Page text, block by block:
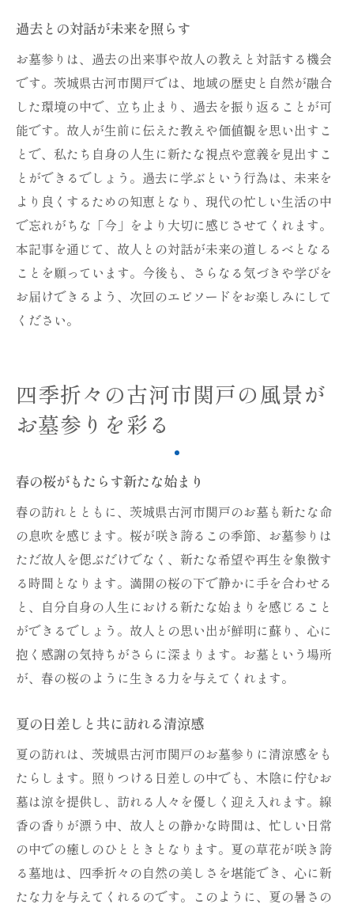
過去との対話が未来を照らす
お墓参りは、過去の出来事や故人の教えと対話する機会
です。茨城県古河市関戸では、地域の歴史と自然が融合
した環境の中で、立ち止まり、過去を振り返ることが可
能です。故人が生前に伝えた教えや価値観を思い出すこ
とで、私たち自身の人生に新たな視点や意義を見出すこ
とができるでしょう。過去に学ぶという行為は、未来を
より良くするための知恵となり、現代の忙しい生活の中
で忘れがちな「今」をより大切に感じさせてくれます。
本記事を通じて、故人との対話が未来の道しるべとなる
ことを願っています。今後も、さらなる気づきや学びを
お届けできるよう、次回のエピソードをお楽しみにして
ください。
四季折々の古河市関戸の風景が
お墓参りを彩る
春の桜がもたらす新たな始まり
春の訪れとともに、茨城県古河市関戸のお墓も新たな命
の息吹を感じます。桜が咲き誇るこの季節、お墓参りは
ただ故人を偲ぶだけでなく、新たな希望や再生を象徴す
る時間となります。満開の桜の下で静かに手を合わせる
と、自分自身の人生における新たな始まりを感じること
ができるでしょう。故人との思い出が鮮明に蘇り、心に
抱く感謝の気持ちがさらに深まります。お墓という場所
が、春の桜のように生きる力を与えてくれます。
夏の日差しと共に訪れる清涼感
夏の訪れは、茨城県古河市関戸のお墓参りに清涼感をも
たらします。照りつける日差しの中でも、木陰に佇むお
墓は涼を提供し、訪れる人々を優しく迎え入れます。線
香の香りが漂う中、故人との静かな時間は、忙しい日常
の中での癒しのひとときとなります。夏の草花が咲き誇
る墓地は、四季折々の自然の美しさを堪能でき、心に新
たな力を与えてくれるのです。このように、夏の暑さの